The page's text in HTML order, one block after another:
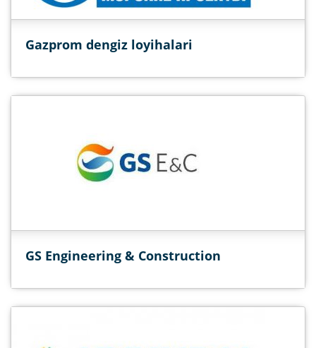
Gazprom dengiz loyihalari
GS Engineering & Construction